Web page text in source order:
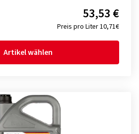
Preis pro Liter 10,71€
53,53 €
Artikel wählen